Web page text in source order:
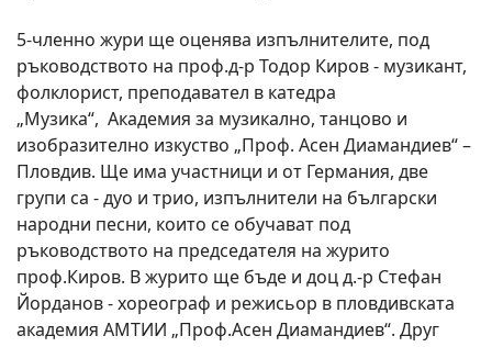
5-членно жури ще оценява изпълнителите, под
ръководството на проф.д-р Тодор Киров - музикант,
фолклорист, преподавател в катедра
„Музика“, Академия за музикално, танцово и
изобразително изкуство „Проф. Асен Диамандиев“ –
Пловдив. Ще има участници и от Германия, две
групи са - дуо и трио, изпълнители на български
народни песни, които се обучават под
ръководството на председателя на журито
проф.Киров. В журито ще бъде и доц д.-р Стефан
Йорданов - хореограф и режисьор в пловдивската
академия АМТИИ „Проф.Асен Диамандиев“. Друг